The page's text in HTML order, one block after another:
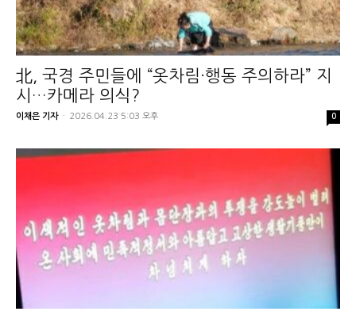
北, 국경 주민들에 “옷차림·행동 주의하라” 지
시…카메라 의식?
이채은 기자 - 2026.04.23 5:03 오후 0